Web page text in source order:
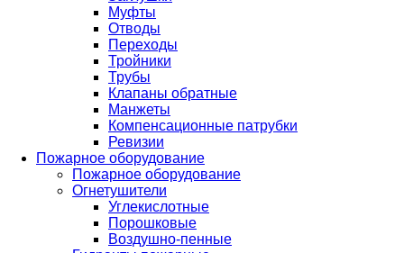
Муфты
Отводы
Переходы
Тройники
Трубы
Клапаны обратные
Манжеты
Компенсационные патрубки
Ревизии
Пожарное оборудование
Пожарное оборудование
Огнетушители
Углекислотные
Порошковые
Воздушно-пенные